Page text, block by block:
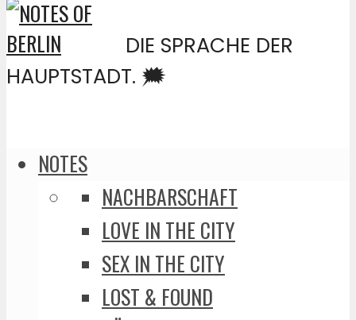
DIE SPRACHE DER
HAUPTSTADT. 🗯️
NOTES
NACHBARSCHAFT
LOVE IN THE CITY
SEX IN THE CITY
LOST & FOUND